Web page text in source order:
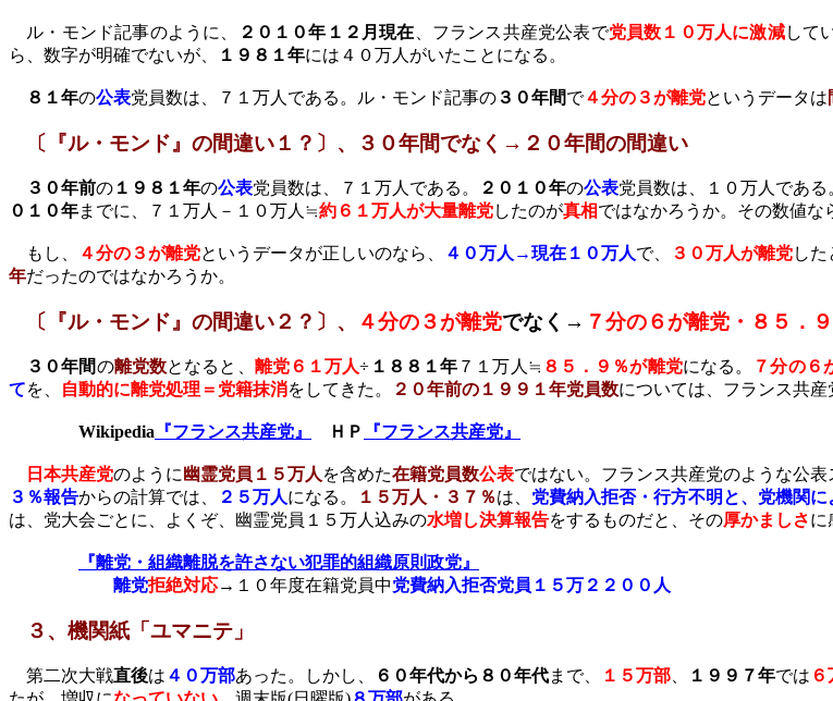
ル・モンド記事のように、 ２０１０年１２月現在 、フランス共産党公表で党員数１０万人に激減して
ら、数字が明確でないが、
１９８１年には４０万人がいたことになる。
８１年の公表党員数は、７１万人である。ル・モンド記事の ３０年間で４分の３が離党というデータは
〔『ル・モンド』の間違い１？〕、３０年間でなく→２０年間の間違い
３０年前の １９８１年の公表党員数は、７１万人である。 ２０１０年の公表党員数は、１０万人である
０１０年までに、７１万人－１０万人≒約６１万人が大量離党したのが真相ではなかろうか。その数値な
もし、 ４分の３が離党というデータが正しいのなら、 ４０万人→現在１０万人で、 ３０万人が離党し
年だったのではなかろうか。
〔『ル・モンド』の間違い２？〕、 ４分の３が離党でなく→ ７分の６が離党・８５．
３０年間の離党数となると、 離党６１万人÷ １８８１年 ７１万人≒ ８５．９％が離党になる。 ７分の６
てを、 自動的に離党処理＝党籍抹消をしてきた。 ２０年前の１９９１年党員数については、フランス共
Wikipedia 『フランス共産党』 ＨＰ 『フランス共産党』
日本共産党のように 幽霊党員１５万人 を含めた在籍党員数公表ではない。フランス共産党のような公表
３％報告からの計算では、 ２５万人になる 。 １５万人・３７％は、 党費納入拒否・行方不明と、党機関
は、党大会ごとに、よくぞ、幽霊党員１５万人込みの水増し決算報告をするものだと、その厚かましさに
『離党・組織離脱を許さない犯罪的組織原則政党』
離党拒絶対応→１０年度在籍党員中党費納入拒否党員１５万２２００人
３、機関紙「ユマニテ」
第二次大戦直後は ４０万部あった。しかし、 ６０年代から８０年代まで、 １５万部 １９９７年では